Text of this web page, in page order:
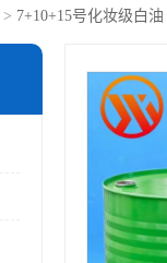
> 7+10+15号化妆级白油